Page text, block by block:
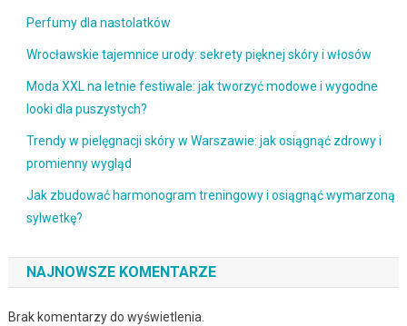
Perfumy dla nastolatków
Wrocławskie tajemnice urody: sekrety pięknej skóry i włosów
Moda XXL na letnie festiwale: jak tworzyć modowe i wygodne
looki dla puszystych?
Trendy w pielęgnacji skóry w Warszawie: jak osiągnąć zdrowy i
promienny wygląd
Jak zbudować harmonogram treningowy i osiągnąć wymarzoną
sylwetkę?
NAJNOWSZE KOMENTARZE
Brak komentarzy do wyświetlenia.